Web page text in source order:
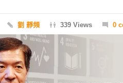
劉 靜頻 339 Views 0